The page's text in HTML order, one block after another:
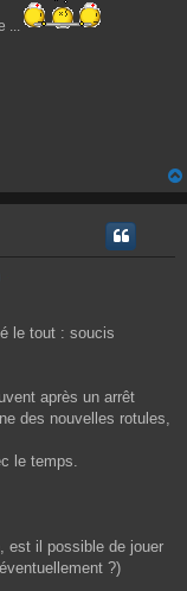
...
le tout : soucis
après un arrêt
des nouvelles rotules,
le temps.
est il possible de jouer
?)